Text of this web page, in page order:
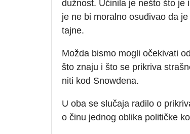
dužnost. Učinila je nešto što je
je ne bi moralno osuđivao da
tajne.
Možda bismo mogli očekivati
što znaju i što se prikriva
niti kod Snowdena.
U oba se slučaja radilo o
o činu jednog oblika političke